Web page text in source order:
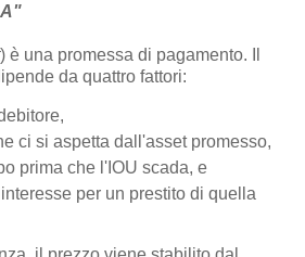
) è una promessa di pagamento. Il
da quattro fattori:
ci si aspetta dall'asset promesso,
prima che l'IOU scada, e
per un prestito di quella